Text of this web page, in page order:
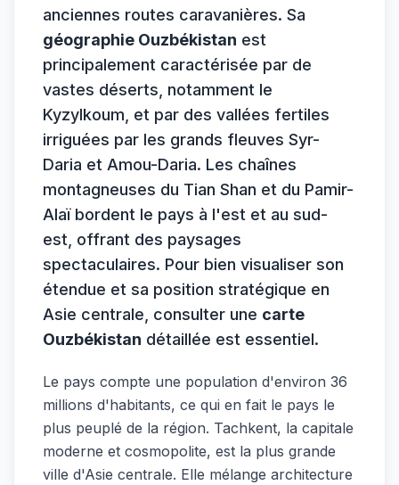
anciennes routes caravanières. Sa
géographie Ouzbékistan est
principalement caractérisée par de
vastes déserts, notamment le
Kyzylkoum, et par des vallées fertiles
irriguées par les grands fleuves Syr-
Daria et Amou-Daria. Les chaînes
montagneuses du Tian Shan et du Pamir-
Alaï bordent le pays à l'est et au sud-
est, offrant des paysages
spectaculaires. Pour bien visualiser son
étendue et sa position stratégique en
Asie centrale, consulter une carte
Ouzbékistan détaillée est essentiel.
Le pays compte une population d'environ 36
millions d'habitants, ce qui en fait le pays le
plus peuplé de la région. Tachkent, la capitale
moderne et cosmopolite, est la plus grande
ville d'Asie centrale. Elle mélange architecture